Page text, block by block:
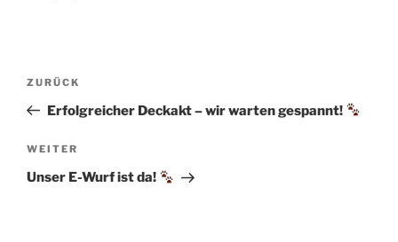
Beitragsnavigation
Vorheriger
Beitrag
ZURÜCK
Erfolgreicher Deckakt – wir warten gespannt!
Nächster
Beitrag
WEITER
Unser E-Wurf ist da!